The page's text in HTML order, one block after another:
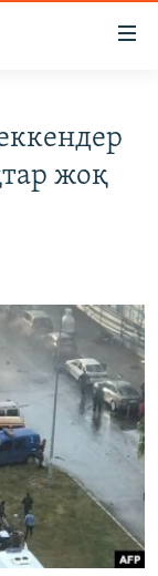
жоқ